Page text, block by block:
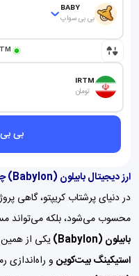
BABY
بی بی سواپ
IRTM
تومان
بی
ارز دیجیتال بابیلون (Babylon) چیست؟
در دنیای پرشتاب کریپتو، گاهی
محسوب می‌شود، بلکه می‌تواند
بابیلون (Babylon)
یکی از همین
استیکینگ بیت‌کوین و راه‌اندازی